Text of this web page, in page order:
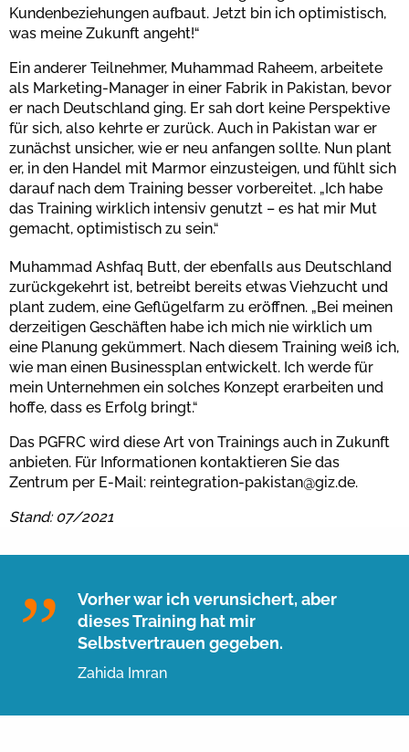
Kundenbeziehungen aufbaut. Jetzt bin ich optimistisch,
was meine Zukunft angeht!“
Ein anderer Teilnehmer, Muhammad Raheem, arbeitete
als Marketing-Manager in einer Fabrik in Pakistan, bevor
er nach Deutschland ging. Er sah dort keine Perspektive
für sich, also kehrte er zurück. Auch in Pakistan war er
zunächst unsicher, wie er neu anfangen sollte. Nun plant
er, in den Handel mit Marmor einzusteigen, und fühlt sich
darauf nach dem Training besser vorbereitet. „Ich habe
das Training wirklich intensiv genutzt – es hat mir Mut
gemacht, optimistisch zu sein.“
Muhammad Ashfaq Butt, der ebenfalls aus Deutschland
zurückgekehrt ist, betreibt bereits etwas Viehzucht und
plant zudem, eine Geflügelfarm zu eröffnen. „Bei meinen
derzeitigen Geschäften habe ich mich nie wirklich um
eine Planung gekümmert. Nach diesem Training weiß ich,
wie man einen Businessplan entwickelt. Ich werde für
mein Unternehmen ein solches Konzept erarbeiten und
hoffe, dass es Erfolg bringt.“
Das PGFRC wird diese Art von Trainings auch in Zukunft
anbieten. Für Informationen kontaktieren Sie das
Zentrum per E-Mail: reintegration-pakistan@giz.de.
Stand: 07/2021
Vorher war ich verunsichert, aber
dieses Training hat mir
Selbstvertrauen gegeben.
Zahida Imran